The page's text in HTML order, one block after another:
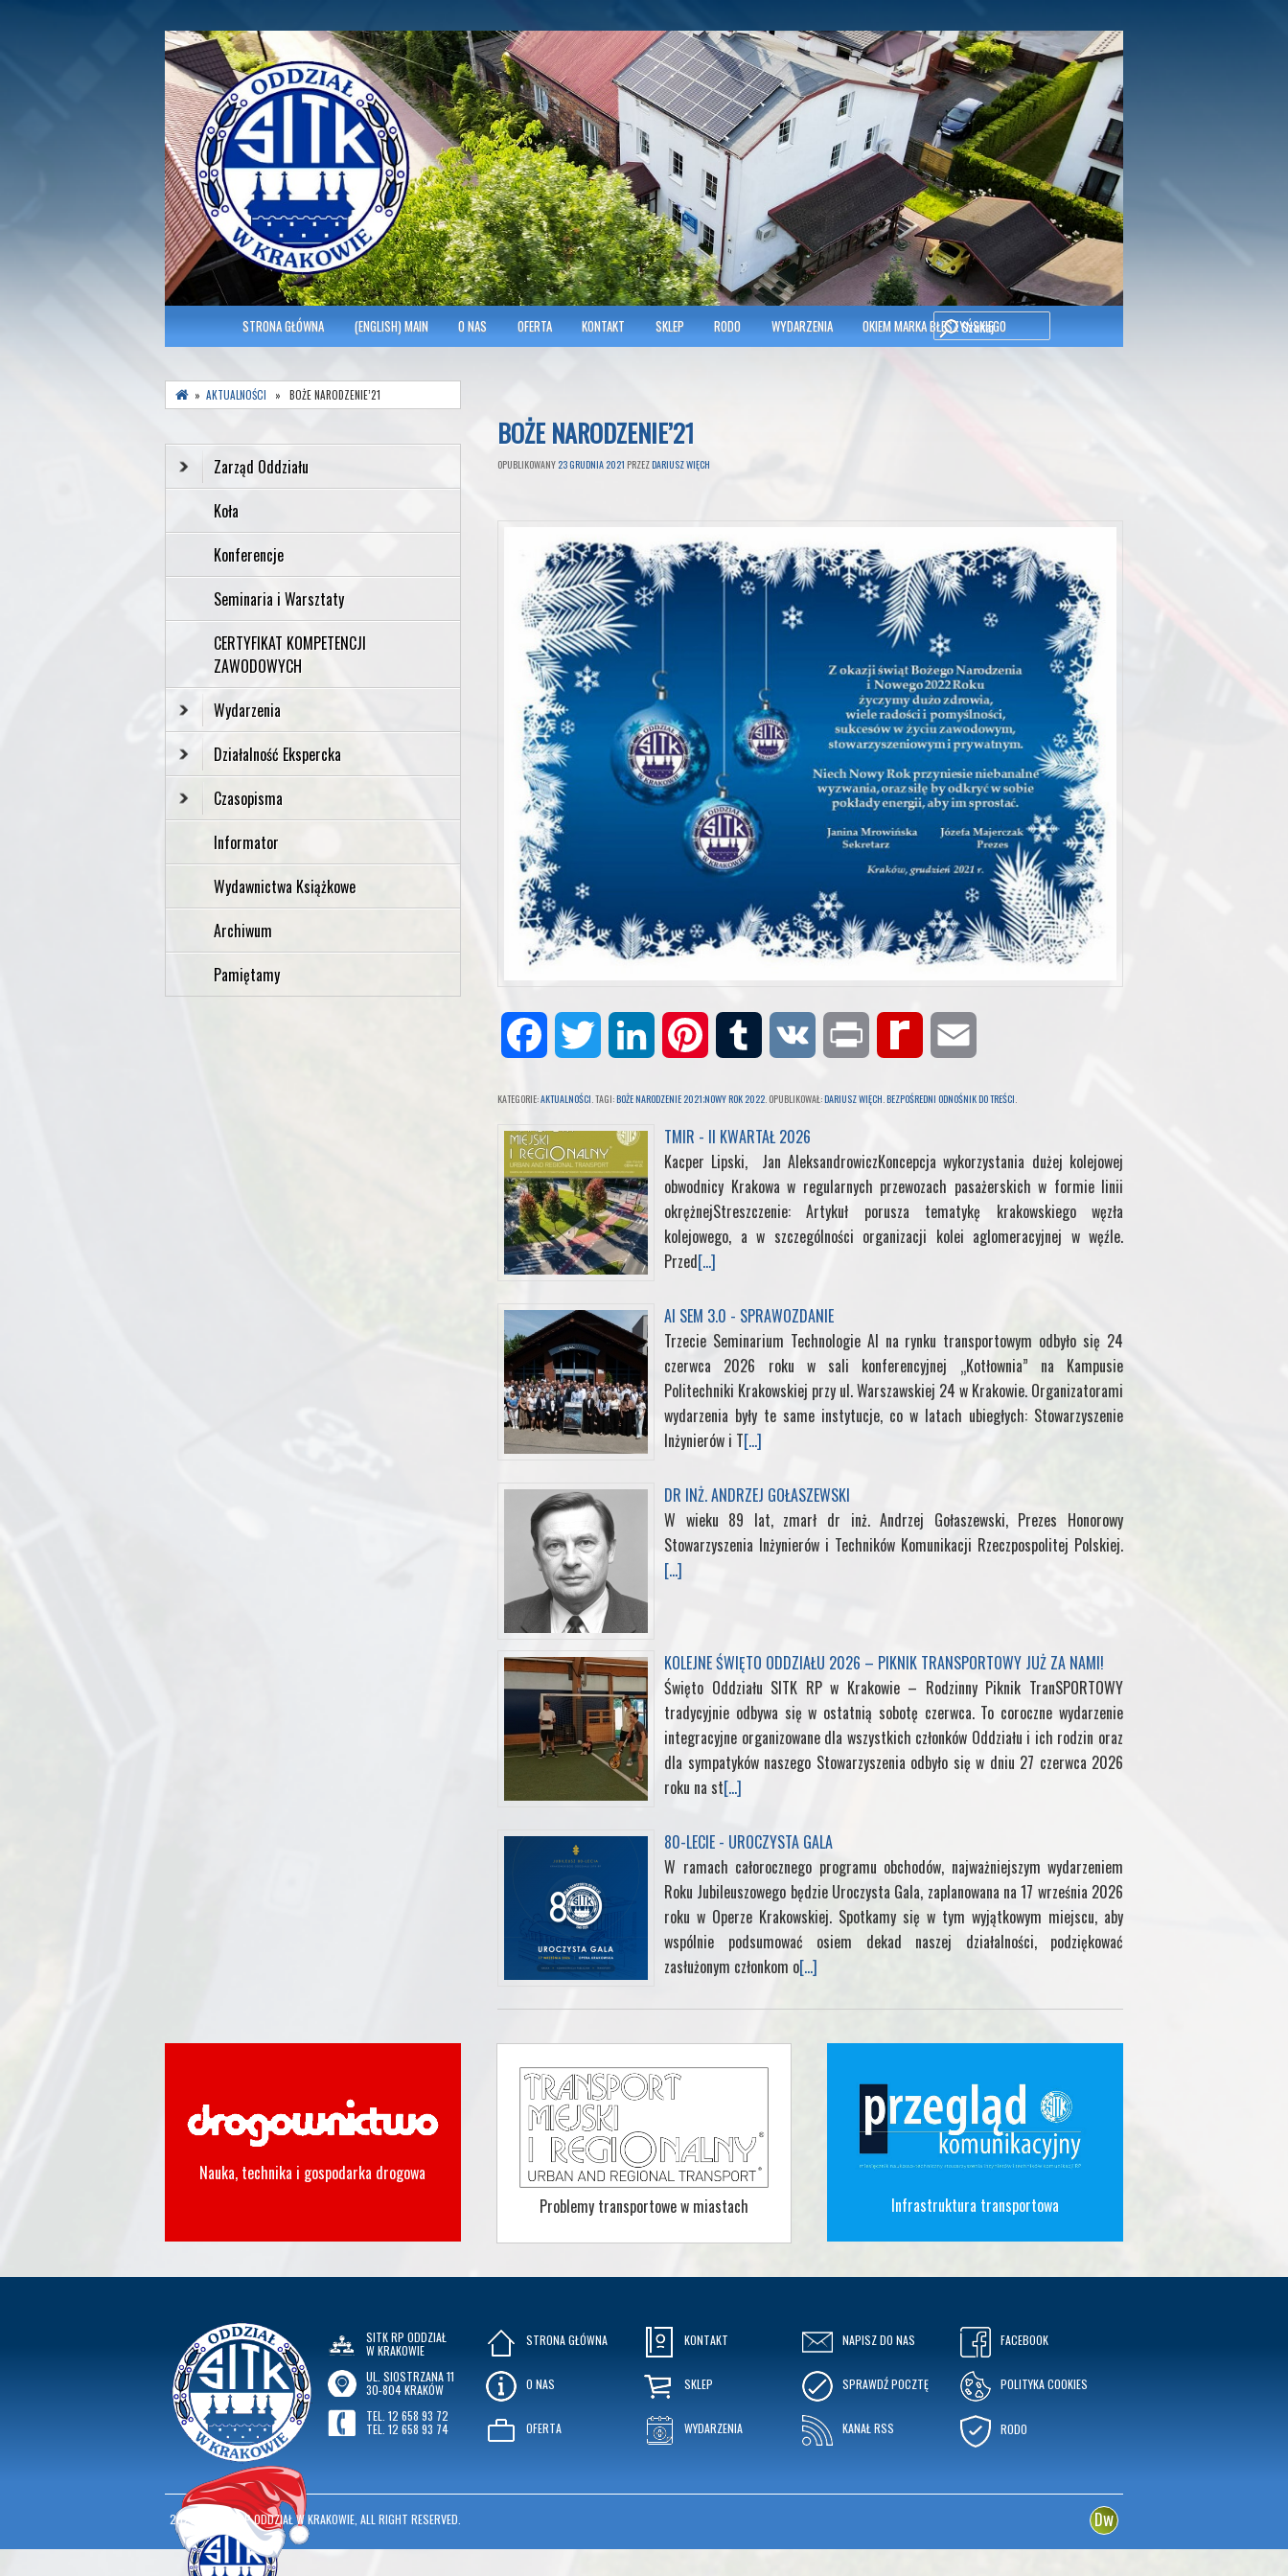
SITK RP Oddział w KRAKOWIE
Polish Association of Engineers & Technicians of Transportation
MENU GŁÓWNESTRONA GŁÓWNA (ENGLISH) MAIN O NAS OFERTA KONTAKT SKLEP RODO WYDARZENIA OKIEM MARKA BŁESZYŃSKIEGO
BOŻE NARODZENIE’21
OPUBLIKOWANY 23 GRUDNIA 2021 PRZEZDARIUSZ WIĘCH
c
e
b
o
o
k
i
t
t
e
r
n
t
e
r
e
t
m
b
l
n
t
i
f
y
P
e
i
l
KATEGORIE:AKTUALNOŚCI . TAGI:BOŻE NARODZENIE 2021;NOWY ROK 2022 . OPUBLIKOWAŁ:DARIUSZ WIĘCH BEZPOŚREDNI ODNOŚNIK DO TREŚCI
TMIR - II KWARTAŁ 2026
Kacper Lipski, Jan AleksandrowiczKoncepcja wykorzystania dużej kolejowej
obwodnicy Krakowa w regularnych przewozach pasażerskich w formie linii
okrężnejStreszczenie: Artykuł porusza tematykę krakowskiego węzła
kolejowego, a w szczególności organizacji kolei aglomeracyjnej w węźle.
Przed[...]
AI SEM 3.0 - SPRAWOZDANIE
Trzecie Seminarium Technologie AI na rynku transportowym odbyło się 24
czerwca 2026 roku w sali konferencyjnej „Kotłownia” na Kampusie
Politechniki Krakowskiej przy ul. Warszawskiej 24 w Krakowie. Organizatorami
wydarzenia były te same instytucje, co w latach ubiegłych: Stowarzyszenie
Inżynierów i T[...]
DR INŻ. ANDRZEJ GOŁASZEWSKI
W wieku 89 lat, zmarł dr inż. Andrzej Gołaszewski, Prezes Honorowy
Stowarzyszenia Inżynierów i Techników Komunikacji Rzeczpospolitej Polskiej.
[...]
KOLEJNE ŚWIĘTO ODDZIAŁU 2026 – PIKNIK TRANSPORTOWY JUŻ ZA NAMI!
Święto Oddziału SITK RP w Krakowie – Rodzinny Piknik TranSPORTOWY
tradycyjnie odbywa się w ostatnią sobotę czerwca. To coroczne wydarzenie
integracyjne organizowane dla wszystkich członków Oddziału i ich rodzin oraz
dla sympatyków naszego Stowarzyszenia odbyło się w dniu 27 czerwca 2026
roku na st[...]
80-LECIE - UROCZYSTA GALA
W ramach całorocznego programu obchodów, najważniejszym wydarzeniem
Roku Jubileuszowego będzie Uroczysta Gala, zaplanowana na 17 września 2026
roku w Operze Krakowskiej. Spotkamy się w tym wyjątkowym miejscu, aby
wspólnie podsumować osiem dekad naszej działalności, podziękować
zasłużonym członkom o[...]
» AKTUALNOŚCI » BOŻE NARODZENIE’21
Zarząd Oddziału
Koła
Konferencje
Seminaria i Warsztaty
CERTYFIKAT KOMPETENCJI
ZAWODOWYCH
Wydarzenia
Działalność Ekspercka
Czasopisma
Informator
Wydawnictwa Książkowe
Archiwum
Pamiętamy
Nauka, technika i gospodarka drogowa
Problemy transportowe w miastach
Infrastruktura transportowa
SITK RP ODDZIAŁ
W KRAKOWIE
UL. SIOSTRZANA 11
30-804 KRAKÓW
TEL. 12 658 93 72
TEL. 12 658 93 74
STRONA GŁÓWNA
O NAS
OFERTA
KONTAKT
SKLEP
WYDARZENIA
NAPISZ DO NAS
SPRAWDŹ POCZTĘ
KANAŁ RSS
FACEBOOK
POLITYKA COOKIES
RODO
2026 SITK RP ODDZIAŁ W KRAKOWIE, ALL RIGHT RESERVED. Dw